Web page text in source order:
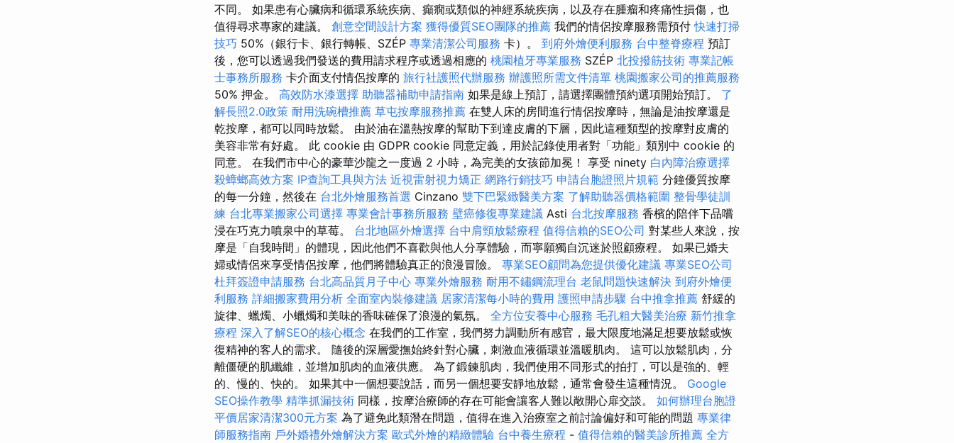
不同。 如果患有心臟病和循環系統疾病、癲癇或類似的神經系統疾病，以及存在腫瘤和疼痛性損傷，也
值得尋求專家的建議。 創意空間設計方案 獲得優質SEO團隊的推薦 我們的情侶按摩服務需預付快速打掃
技巧 50%（銀行卡、銀行轉帳、SZÉP 專業清潔公司服務 卡）。 到府外燴便利服務 台中整脊療程 預訂
後，您可以透過我們發送的費用請求程序或透過相應的 桃園植牙專業服務 SZÉP 北投撥筋技術 專業記帳
士事務所服務 卡介面支付情侶按摩的 旅行社護照代辦服務 辦護照所需文件清單 桃園搬家公司的推薦服務
50% 押金。 高效防水漆選擇 助聽器補助申請指南 如果是線上預訂，請選擇團體預約選項開始預訂。 了
解長照2.0政策 耐用洗碗槽推薦 草屯按摩服務推薦 在雙人床的房間進行情侶按摩時，無論是油按摩還是
乾按摩，都可以同時放鬆。 由於油在溫熱按摩的幫助下到達皮膚的下層，因此這種類型的按摩對皮膚的
美容非常有好處。 此 cookie 由 GDPR cookie 同意定義，用於記錄使用者對「功能」類別中 cookie 的
同意。 在我們市中心的豪華沙龍之一度過 2 小時，為完美的女孩節加冕！ 享受 ninety 白內障治療選擇
殺蟑螂高效方案 IP查詢工具與方法 近視雷射視力矯正 網路行銷技巧 申請台胞證照片規範 分鐘優質按摩
的每一分鐘，然後在 台北外燴服務首選 Cinzano 雙下巴緊緻醫美方案 了解助聽器價格範圍 整骨學徒訓
練 台北專業搬家公司選擇 專業會計事務所服務 壁癌修復專業建議 Asti 台北按摩服務 香檳的陪伴下品嚐
浸在巧克力噴泉中的草莓。 台北地區外燴選擇 台中肩頸放鬆療程 值得信賴的SEO公司 對某些人來說，按
摩是「自我時間」的體現，因此他們不喜歡與他人分享體驗，而寧願獨自沉迷於照顧療程。 如果已婚夫
婦或情侶來享受情侶按摩，他們將體驗真正的浪漫冒險。 專業SEO顧問為您提供優化建議 專業SEO公司
杜拜簽證申請服務 台北高品質月子中心 專業外燴服務 耐用不鏽鋼流理台 老鼠問題快速解決 到府外燴便
利服務 詳細搬家費用分析 全面室內裝修建議 居家清潔每小時的費用 護照申請步驟 台中推拿推薦 舒緩的
旋律、蠟燭、小蠟燭和美味的香味確保了浪漫的氣氛。 全方位安養中心服務 毛孔粗大醫美治療 新竹推拿
療程 深入了解SEO的核心概念 在我們的工作室，我們努力調動所有感官，最大限度地滿足想要放鬆或恢
復精神的客人的需求。 隨後的深層愛撫始終針對心臟，刺激血液循環並溫暖肌肉。 這可以放鬆肌肉，分
離僵硬的肌纖維，並增加肌肉的血液供應。 為了鍛鍊肌肉，我們使用不同形式的拍打，可以是強的、輕
的、慢的、快的。 如果其中一個想要說話，而另一個想要安靜地放鬆，通常會發生這種情況。 Google
SEO操作教學 精準抓漏技術 同樣，按摩治療師的存在可能會讓客人難以敞開心扉交談。 如何辦理台胞證
平價居家清潔300元方案 為了避免此類潛在問題，值得在進入治療室之前討論偏好和可能的問題 專業律
師服務指南 戶外婚禮外燴解決方案 歐式外燴的精緻體驗 台中養生療程 - 值得信賴的醫美診所推薦 全方